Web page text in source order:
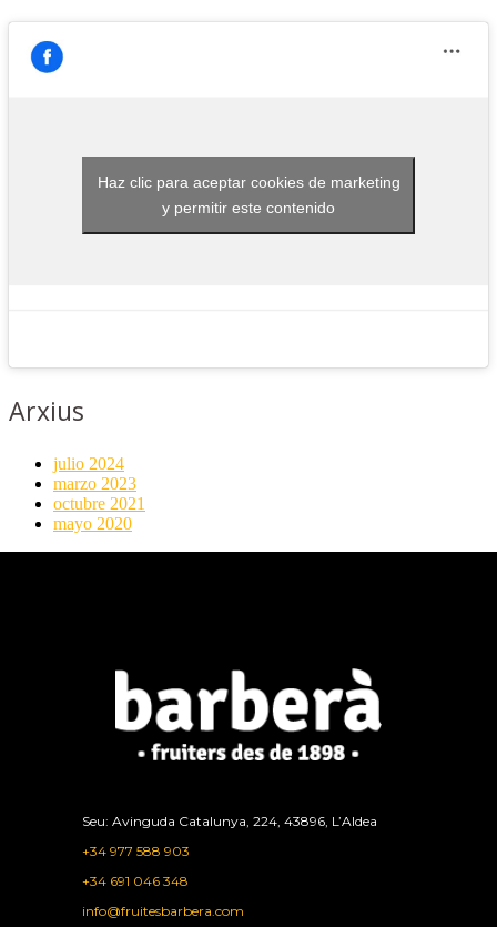
Haz clic para aceptar cookies de marketing
y permitir este contenido
Arxius
julio 2024
marzo 2023
octubre 2021
mayo 2020
Seu: Avinguda Catalunya, 224, 43896, L’Aldea
+34 977 588 903
+34 691 046 348
info@fruitesbarbera.com